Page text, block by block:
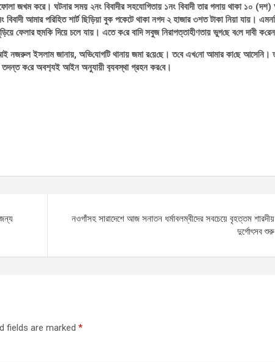
জখম করে। ঘটনার সময় ২নং বিবাদীর সহযোগিতায় ১নং বিবাদী তার গলায় থাকা ১০
আমার পরিহিত শার্ট ছিড়িয়া বুক পকেটে থাকা নগদ ২ হাজার ৩শত টাকা নিয়া যায়।
ফেলার হুমকি দিয়ে চলে যায়। এতে ক‌রে বা‌দি সবুজ নিরাপত্তাহীণতায় ভুগ‌ছে ব‌লে দাবী
নজরুল ইসলাম জানায়, অ‌ভি‌যোগটি থানায় জমা র‌য়ে‌ছে। ত‌বে এখ‌নো আমার কা‌ছে আসে‌নি।
তদন্ত ক‌রে অবশ‌্যই আইন অনুযায়ী ব‌্যবস্থা গ্রহন কর‌বে।
নওগাঁসহ সারাদেশে আজ সনাতন ধর্মাবলম্বীদের সবচেয়ে বৃহত্তম শারদীয়
দুর্গোৎসব শুরু
fields are marked *